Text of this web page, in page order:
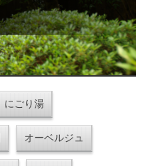
にごり湯
オーベルジュ